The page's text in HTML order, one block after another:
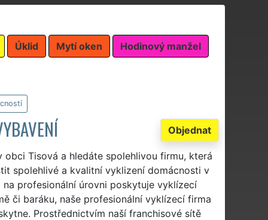
Úklid Mytí oken Hodinový manžel
Objednat
Tisová a hledáte spolehlivou firmu, která
spolehlivé a kvalitní vyklizení domácnosti v
profesionální úrovni poskytuje vyklízecí
či baráku, naše profesionální vyklízecí firma
Prostřednictvím naší franchisové sítě